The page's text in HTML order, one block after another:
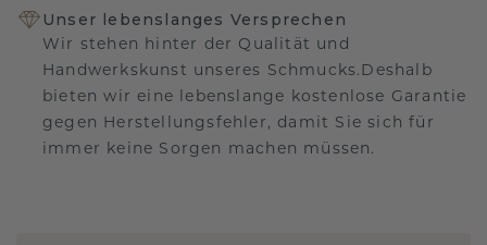
Unser lebenslanges Versprechen
Wir stehen hinter der Qualität und
Handwerkskunst unseres Schmucks.Deshalb
bieten wir eine lebenslange kostenlose Garantie
gegen Herstellungsfehler, damit Sie sich für
immer keine Sorgen machen müssen.